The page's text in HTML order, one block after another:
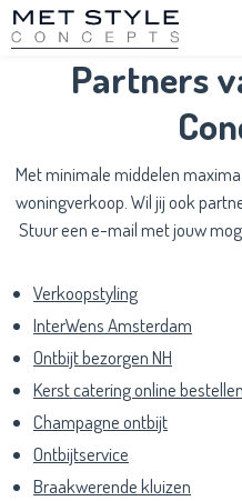
Partners
Met minimale middelen
woningverkoop. Wil jij ook
Stuur een e-mail met jouw
Verkoopstyling
InterWens Amsterdam
Ontbijt bezorgen NH
Kerst catering online bestellen
Champagne ontbijt
Ontbijtservice
Braakwerende kluizen